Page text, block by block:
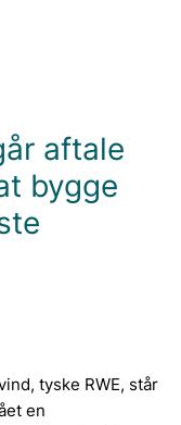
aftale
bygge
tyske RWE, står
en